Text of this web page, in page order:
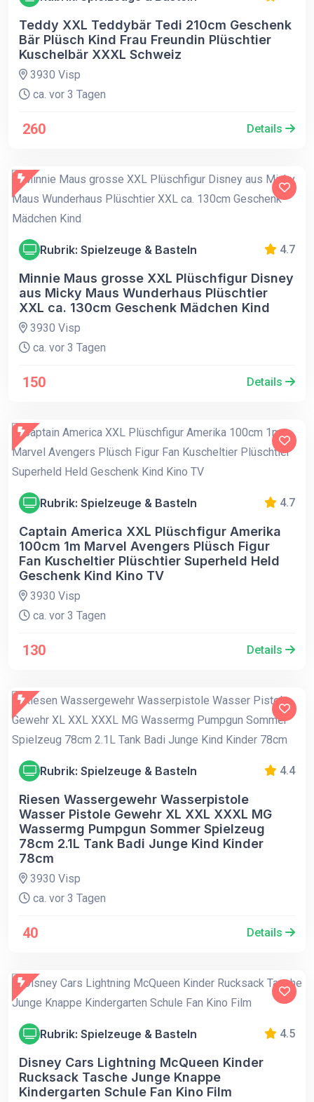
Teddy XXL Teddybär Tedi 210cm Geschenk
Bär Plüsch Kind Frau Freundin Plüschtier
Kuschelbär XXXL Schweiz
3930 Visp
ca. vor 3 Tagen
260 Details
Rubrik: Spielzeuge & Basteln 4.7
Minnie Maus grosse XXL Plüschfigur Disney
aus Micky Maus Wunderhaus Plüschtier
XXL ca. 130cm Geschenk Mädchen Kind
3930 Visp
ca. vor 3 Tagen
150 Details
Rubrik: Spielzeuge & Basteln 4.7
Captain America XXL Plüschfigur Amerika
100cm 1m Marvel Avengers Plüsch Figur
Fan Kuscheltier Plüschtier Superheld Held
Geschenk Kind Kino TV
3930 Visp
ca. vor 3 Tagen
130 Details
Rubrik: Spielzeuge & Basteln 4.4
Riesen Wassergewehr Wasserpistole
Wasser Pistole Gewehr XL XXL XXXL MG
Wassermg Pumpgun Sommer Spielzeug
78cm 2.1L Tank Badi Junge Kind Kinder
78cm
3930 Visp
ca. vor 3 Tagen
40 Details
Rubrik: Spielzeuge & Basteln 4.5
Disney Cars Lightning McQueen Kinder
Rucksack Tasche Junge Knappe
Kindergarten Schule Fan Kino Film